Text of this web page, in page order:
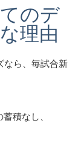
のデ
理由
なら、毎試合新
積なし、